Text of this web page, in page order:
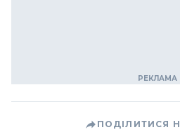
ПОДІЛИТИСЯ